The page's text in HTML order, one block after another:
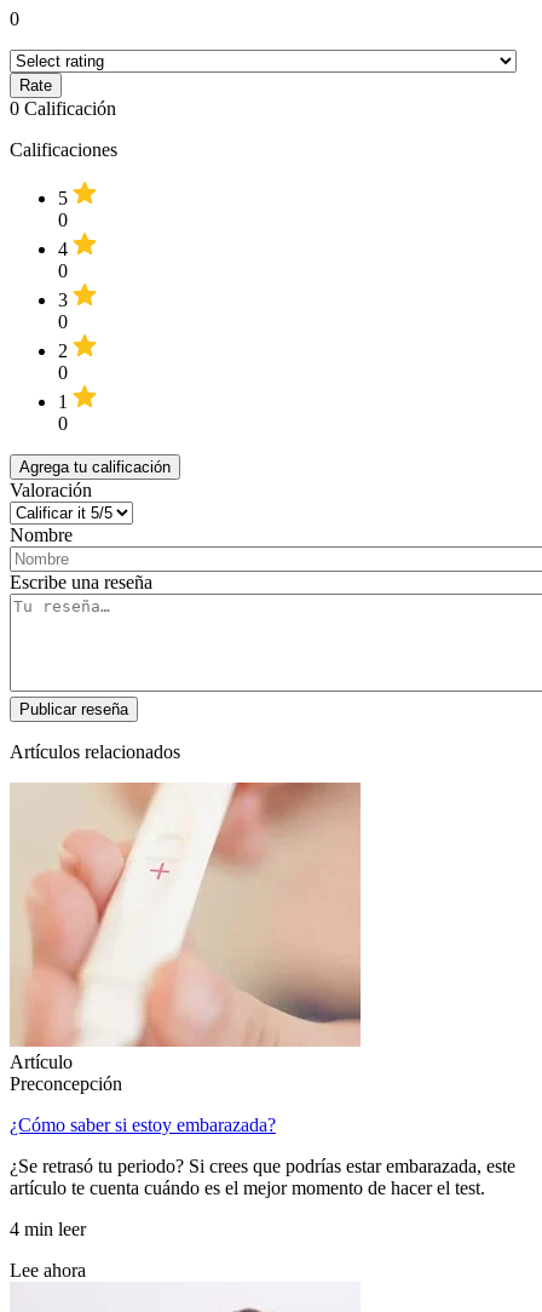
0
0 Calificación
Calificaciones
5
0
4
0
3
0
2
0
1
0
Agrega tu calificación
Valoración
Nombre
Escribe una reseña
Artículos relacionados
Artículo
Preconcepción
¿Cómo saber si estoy embarazada?
¿Se retrasó tu periodo? Si crees que podrías estar embarazada, este
artículo te cuenta cuándo es el mejor momento de hacer el test.
4 min leer
Lee ahora